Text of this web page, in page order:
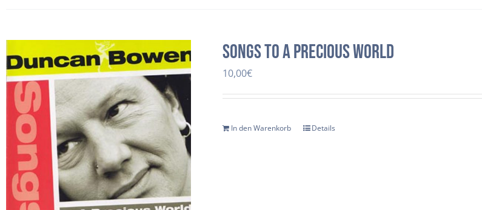
Songs to a precious world
10,00€
In den Warenkorb Details